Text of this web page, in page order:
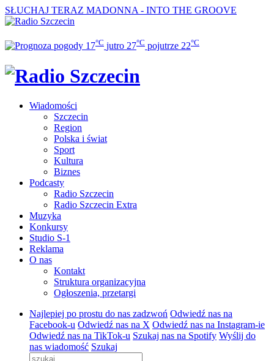
SŁUCHAJ TERAZ MADONNA - INTO THE GROOVE
17°C jutro 27°C pojutrze 22°C
Wiadomości
Szczecin
Region
Polska i świat
Sport
Kultura
Biznes
Podcasty
Radio Szczecin
Radio Szczecin Extra
Muzyka
Konkursy
Studio S-1
Reklama
O nas
Kontakt
Struktura organizacyjna
Ogłoszenia, przetargi
Najlepiej po prostu do nas zadzwoń Odwiedź nas na
Facebook-u Odwiedź nas na X Odwiedź nas na Instagram-ie
Odwiedź nas na TikTok-u Szukaj nas na Spotify Wyślij do
nas wiadomość Szukaj